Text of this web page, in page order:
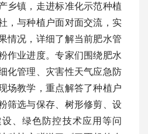
乡镇，走进标准化示范种植
，与种植户面对面交流，实
情况，详细了解当前肥水管
作业进度。专家们围绕肥水
化管理、灾害性天气应急防
场教学，重点解答了种植户
筛选与保存、树形修剪、设
、绿色防控技术应用等问